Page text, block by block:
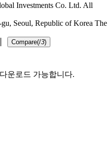
Investments Co. Ltd. All
Seoul, Republic of Korea The
Compare(/3)
운로드 가능합니다.